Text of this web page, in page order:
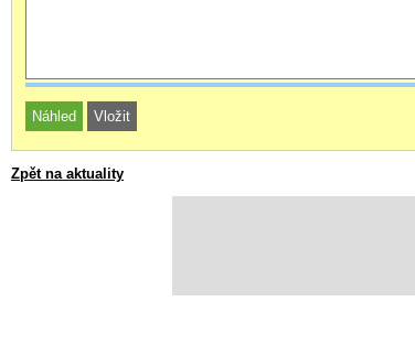
Zpět na aktuality